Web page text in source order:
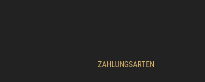
ZAHLUNGSARTEN